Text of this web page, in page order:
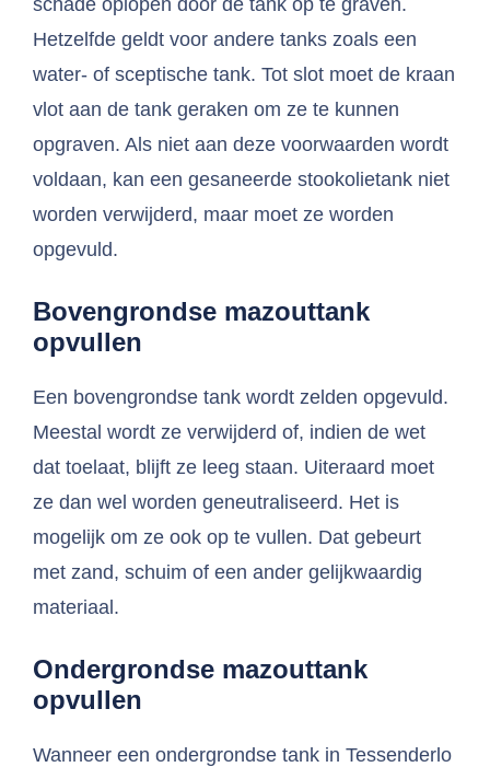
Hetzelfde geldt voor andere tanks zoals een
water- of sceptische tank. Tot slot moet de kraan
vlot aan de tank geraken om ze te kunnen
opgraven. Als niet aan deze voorwaarden wordt
voldaan, kan een gesaneerde stookolietank niet
worden verwijderd, maar moet ze worden
opgevuld.
Bovengrondse mazouttank
opvullen
Een bovengrondse tank wordt zelden opgevuld.
Meestal wordt ze verwijderd of, indien de wet
dat toelaat, blijft ze leeg staan. Uiteraard moet
ze dan wel worden geneutraliseerd. Het is
mogelijk om ze ook op te vullen. Dat gebeurt
met zand, schuim of een ander gelijkwaardig
materiaal.
Ondergrondse mazouttank
opvullen
Wanneer een ondergrondse tank in Tessenderlo